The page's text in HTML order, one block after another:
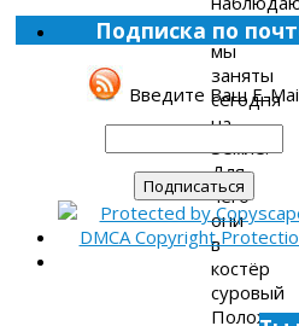
Чем
мы
заняты
сегодня
на
Земле.
Для
чего
они
в
костёр
суровый
Подписка по
Введите Ваш E-